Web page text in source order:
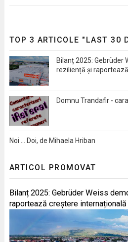
TOP 3 ARTICOLE "LAST 30
Bilanț 2025: Gebrüder
reziliență și
Domnu Trandafir -
Noi … Doi, de Mihaela Hriban
ARTICOL PROMOVAT
Bilanț 2025: Gebrüder Weiss
raportează creștere internațională